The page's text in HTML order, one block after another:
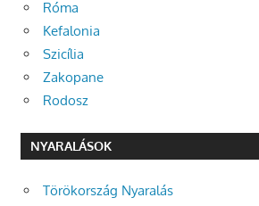
Róma
Kefalonia
Szicília
Zakopane
Rodosz
NYARALÁSOK
Törökország Nyaralás